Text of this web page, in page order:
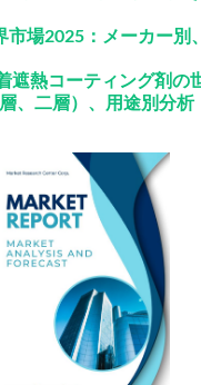
市場2025：メーカー別
遮熱コーティング剤の
、二層）、用途別分析